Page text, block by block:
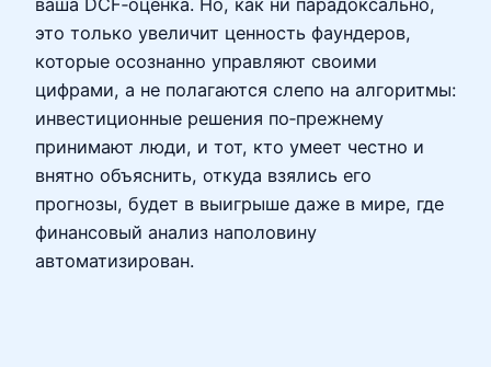
это только увеличит ценность фаундеров,
которые осознанно управляют своими
цифрами, а не полагаются слепо на алгоритмы:
инвестиционные решения по‑прежнему
принимают люди, и тот, кто умеет честно и
внятно объяснить, откуда взялись его
прогнозы, будет в выигрыше даже в мире, где
финансовый анализ наполовину
автоматизирован.